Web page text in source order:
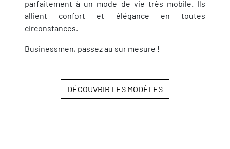
parfaitement à un mode de vie très mobile. Ils
allient confort et élégance en toutes
circonstances.
Businessmen, passez au sur mesure !
DÉCOUVRIR LES MODÈLES